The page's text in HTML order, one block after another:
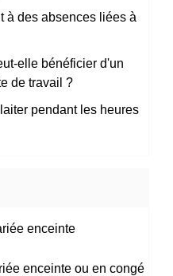
à des absences liées à
elle bénéficier d'un
de travail ?
pendant les heures
enceinte
enceinte ou en congé